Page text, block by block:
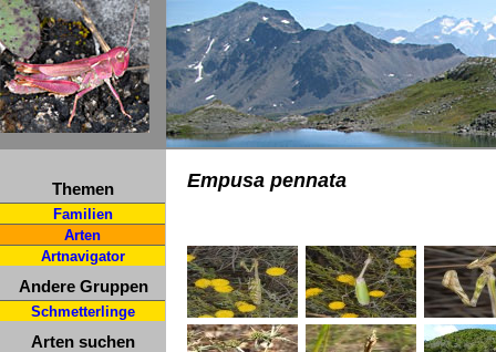
Themen
Familien
Arten
Artnavigator
Andere Gruppen
Schmetterlinge
Arten suchen
Empusa pennata